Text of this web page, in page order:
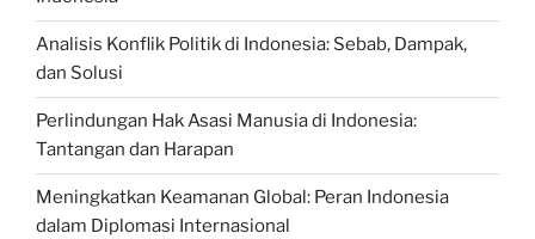
Analisis Konflik Politik di Indonesia: Sebab, Dampak,
dan Solusi
Perlindungan Hak Asasi Manusia di Indonesia:
Tantangan dan Harapan
Meningkatkan Keamanan Global: Peran Indonesia
dalam Diplomasi Internasional